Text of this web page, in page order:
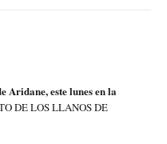
Aridane, este lunes en la
DE LOS LLANOS DE